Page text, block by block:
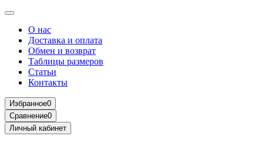
О нас
Доставка и оплата
Обмен и возврат
Таблицы размеров
Статьи
Контакты
Избранное0
Сравнение0
Личный кабинет